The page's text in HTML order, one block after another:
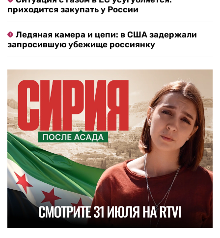
приходится закупать у России
Ледяная камера и цепи: в США задержали
запросившую убежище россиянку